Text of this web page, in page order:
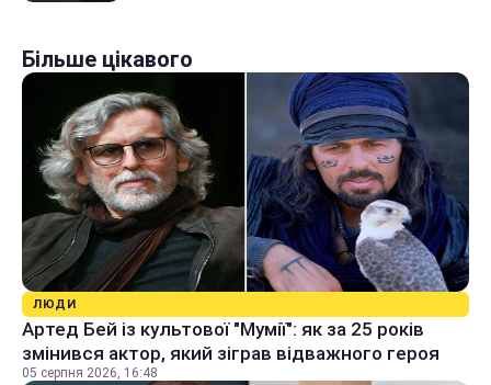
Більше цікавого
ЛЮДИ
Артед Бей із культової "Мумії": як за 25 років
змінився актор, який зіграв відважного героя
05 серпня 2026, 16:48